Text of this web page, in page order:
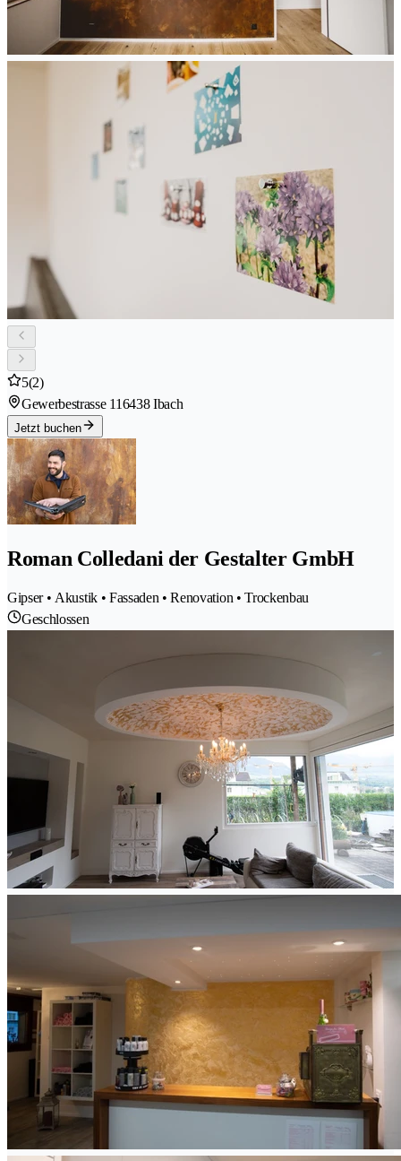
5(2)
Gewerbestrasse 116438 Ibach
Jetzt buchen
Roman Colledani der Gestalter GmbH
Gipser • Akustik • Fassaden • Renovation • Trockenbau
Geschlossen